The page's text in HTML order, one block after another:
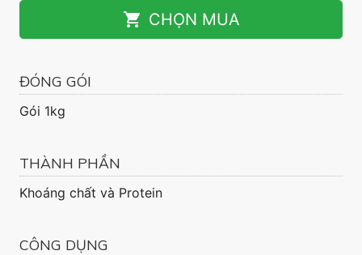
shopping_cart CHỌN MUA
ĐÓNG GÓI
Gói 1kg
THÀNH PHẦN
Khoáng chất và Protein
CÔNG DỤNG